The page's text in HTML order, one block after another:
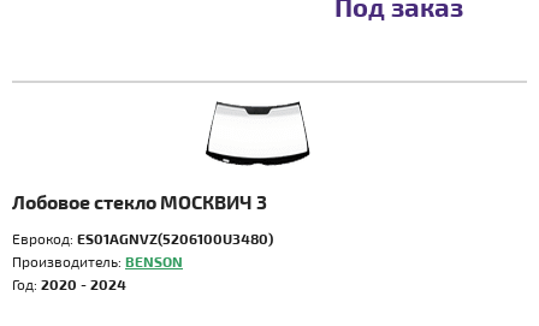
Лобовое стекло МОСКВИЧ 3
Еврокод: ES01AGNVZ(5206100U3480)
Производитель: BENSON
Год: 2020 - 2024